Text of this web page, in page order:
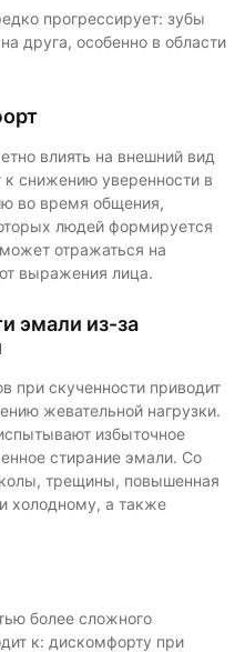
прогрессирует: зубы
друга, особенно в области
влиять на внешний вид
снижению уверенности в
во время общения,
людей формируется
отражаться на
выражения лица.
эмали из-за
при скученности приводит
жевательной нагрузки.
избыточное
стирание эмали. Со
трещины, повышенная
холодному, а также
более сложного
к: дискомфорту при